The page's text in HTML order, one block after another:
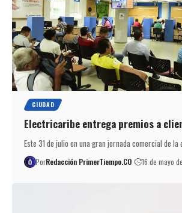
CIUDAD
Electricaribe entrega premios a
Este 31 de julio en una gran jornada comercial de la
PorRedacción PrimerTiempo.CO 16 de mayo